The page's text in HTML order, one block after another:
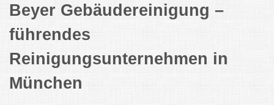
Beyer Gebäudereinigung –
führendes
Reinigungsunternehmen in
München